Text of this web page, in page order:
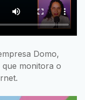
Domo,
monitora o